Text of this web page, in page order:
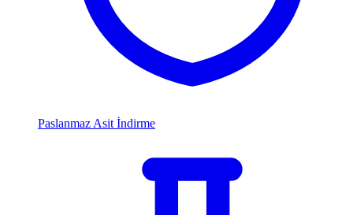
Paslanmaz Asit İndirme